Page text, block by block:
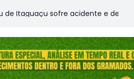
sofre acidente e deixa vítimas